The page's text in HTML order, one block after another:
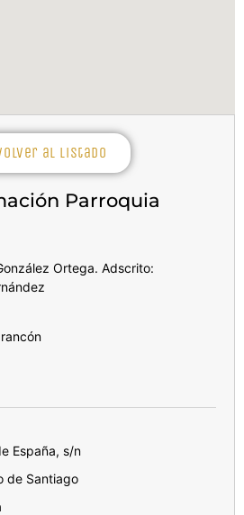
al listado
Parroquia
Ortega. Adscrito:
España, s/n
de Santiago